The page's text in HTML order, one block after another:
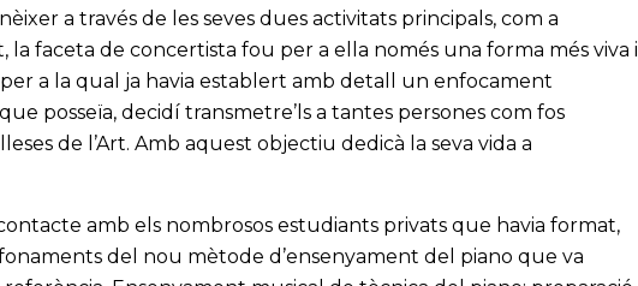
a través de les seves dues activitats principals, com a
la faceta de concertista fou per a ella només una forma més viva i
a la qual ja havia establert amb detall un enfocament
posseïa, decidí transmetre’ls a tantes persones com fos
de l’Art. Amb aquest objectiu dedicà la seva vida a
amb els nombrosos estudiants privats que havia format,
del nou mètode d’ensenyament del piano que va